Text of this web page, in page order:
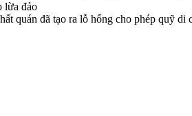
lừa đảo
quán đã tạo ra lỗ hổng cho phép quỹ